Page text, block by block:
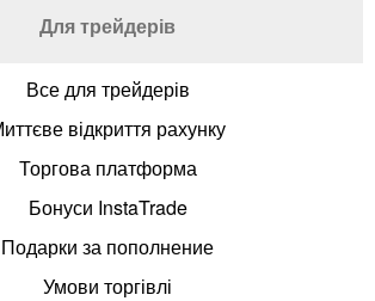
Для трейдерів
Все для трейдерів
відкриття рахунку
Торгова платформа
Бонуси InstaTrade
Подарки за пополнение
Умови торгівлі